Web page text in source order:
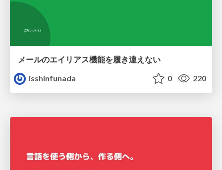
メールのエイリアス機能を履き違えない
isshinfunada
0 220